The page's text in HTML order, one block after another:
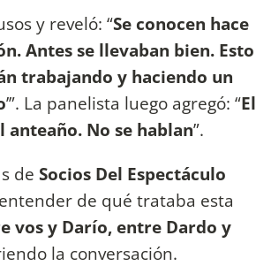
y reveló: “Se conocen hace
Antes se llevaban bien. Esto
trabajando y haciendo un
’”. La panelista luego agregó: “El
anteaño. No se hablan”.
de Socios Del Espectáculo
de qué trataba esta
vos y Darío, entre Dardo y
la conversación.